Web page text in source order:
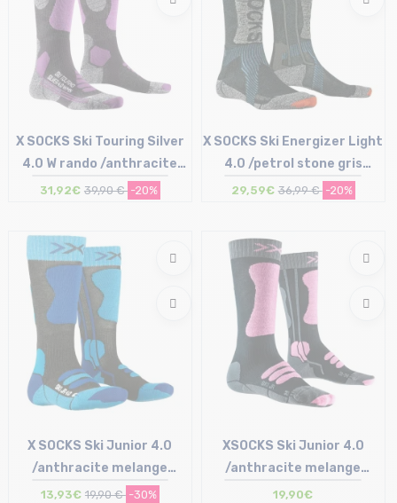
39/40
X SOCKS Ski Touring Silver
4.0 W rando /anthracite
melange magnolia
31,92€ 39,90 € -20%
45/47
X SOCKS Ski Energizer Light
4.0 /petrol stone gris
melange
29,59€ 36,99 € -20%
X SOCKS Ski Junior 4.0
/anthracite melange
electric bleu
13,93€ 19,90 € -30%
XSOCKS Ski Junior 4.0
/anthracite melange
magnolia
19,90€